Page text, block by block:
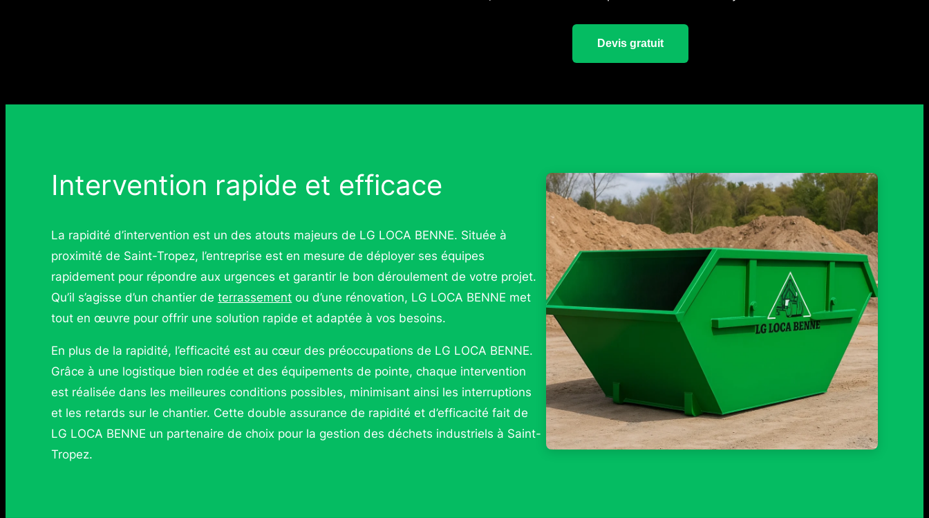
Devis gratuit
Intervention rapide et efficace
La rapidité d’intervention est un des atouts majeurs de LG LOCA BENNE. Située à
proximité de Saint-Tropez, l’entreprise est en mesure de déployer ses équipes
rapidement pour répondre aux urgences et garantir le bon déroulement de votre projet.
Qu’il s’agisse d’un chantier deterrassement ou d’une rénovation, LG LOCA BENNE met
tout en œuvre pour offrir une solution rapide et adaptée à vos besoins.
En plus de la rapidité, l’efficacité est au cœur des préoccupations de LG LOCA BENNE.
Grâce à une logistique bien rodée et des équipements de pointe, chaque intervention
est réalisée dans les meilleures conditions possibles, minimisant ainsi les interruptions
et les retards sur le chantier. Cette double assurance de rapidité et d’efficacité fait de
LG LOCA BENNE un partenaire de choix pour la gestion des déchets industriels à Saint-
Tropez.